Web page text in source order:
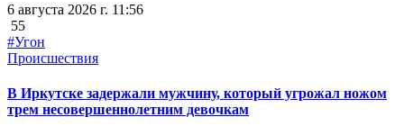
6 августа 2026 г. 11:56
55
#Угон
Происшествия
В Иркутске задержали мужчину, который угрожал ножом
трем несовершеннолетним девочкам